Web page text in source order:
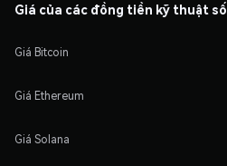
Giá của các đồng tiền kỹ thuật số
Giá Bitcoin
Giá Ethereum
Giá Solana